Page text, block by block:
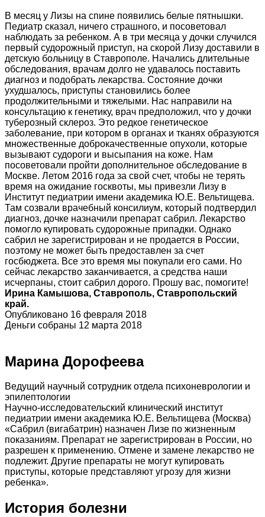
В месяц у Лизы на спине появились белые пятнышки.
Педиатр сказал, ничего страшного, и посоветовал
наблюдать за ребенком. А в три месяца у дочки случился
первый судорожный приступ, на скорой Лизу доставили в
детскую больницу в Ставрополе. Начались длительные
обследования, врачам долго не удавалось поставить
диагноз и подобрать лекарства. Состояние дочки
ухудшалось, приступы становились более
продолжительными и тяжелыми. Нас направили на
консультацию к генетику, врач предположил, что у дочки
туберозный склероз. Это редкое генетическое
заболевание, при котором в органах и тканях образуются
множественные доброкачественные опухоли, которые
вызывают судороги и высыпания на коже. Нам
посоветовали пройти дополнительное обследование в
Москве. Летом 2016 года за свой счет, чтобы не терять
время на ожидание госквоты, мы привезли Лизу в
Институт педиатрии имени академика Ю.Е. Вельтищева.
Там созвали врачебный консилиум, который подтвердил
диагноз, дочке назначили препарат сабрил. Лекарство
помогло купировать судорожные припадки. Однако
сабрил не зарегистрирован и не продается в России,
поэтому не может быть предоставлен за счет
госбюджета. Все это время мы покупали его сами. Но
сейчас лекарство заканчивается, а средства наши
исчерпаны, стоит сабрил дорого. Прошу вас, помогите!
Ирина Камышова, Ставрополь, Ставропольский
край.
Опубликовано 16 февраля 2018
Деньги собраны 12 марта 2018
Марина Дорофеева
Ведущий научный сотрудник отдела психоневрологии и
эпилептологии
Научно-исследовательский клинический институт
педиатрии имени академика Ю.Е. Вельтищева (Москва)
«Сабрил (вигабатрин) назначен Лизе по жизненным
показаниям. Препарат не зарегистрирован в России, но
разрешен к применению. Отмене и замене лекарство не
подлежит. Другие препараты не могут купировать
приступы, которые представляют угрозу для жизни
ребенка».
История болезни